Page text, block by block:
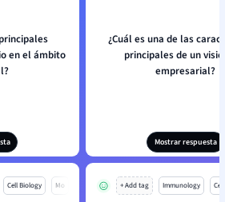
en el ámbito
¿Cuál es una de las
principales de un
empresarial?
Mostrar respuesta
Cell Biology Mo + Add tag Immunology